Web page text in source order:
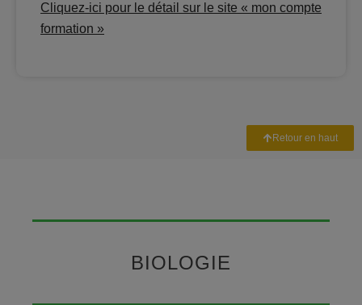
Cliquez-ici pour le détail sur le site « mon compte
formation »
Retour en haut
BIOLOGIE